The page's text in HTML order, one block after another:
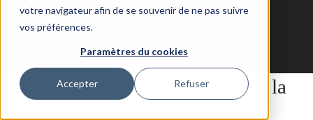
votre navigateur afin de se souvenir de ne pas suivre
vos préférences.
Paramètres du cookies
Accepter Refuser
Améliorer la productivité dans la